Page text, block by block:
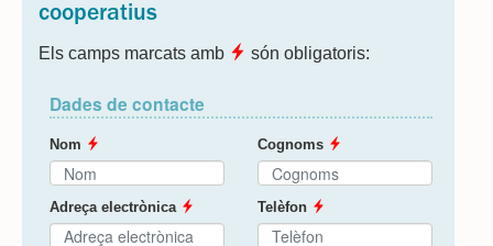
cooperatius
Els camps marcats amb són obligatoris:
Dades de contacte
Nom Cognoms
Adreça electrònica Telèfon